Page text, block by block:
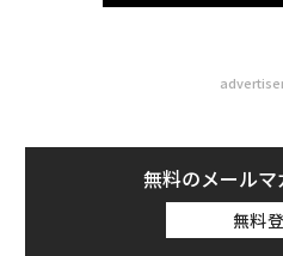
無料のメール
無料